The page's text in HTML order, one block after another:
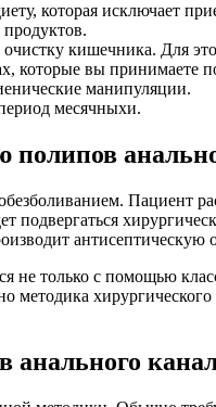
которая исключает
кишечника. Для
которые вы принимаете
манипуляции.
месячныхи.
полипов
Пациент
подвергаться
антисептическую
не только с помощью
методика
анального